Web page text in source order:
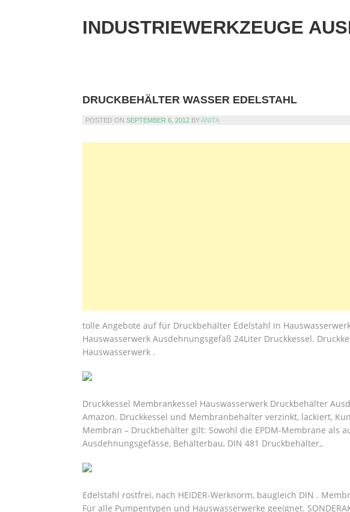
INDUSTRIEWERKZEUGE
DRUCKBEHÄLTER WASSER EDELSTAHL
POSTED ON SEPTEMBER 6, 2012 BYANITA
tolle Angebote auf für Druckbehälter Edelstahl in
Hauswasserwerk Ausdehnungsgefäß 24Liter Druckkessel.
Hauswasserwerk .
Druckkessel Membrankessel Hauswasserwerk Druckbehälter
Amazon. Druckkessel und Membranbehälter verzinkt, lackiert,
Membran – Druckbehälter gilt: Sowohl die EPDM-Membrane als
Ausdehnungsgefässe, Behälterbau, DIN 481 Druckbehälter,.
Edelstahl rostfrei, nach HEIDER-Werknorm, baugleich DIN .
Für alle Pumpentypen und Hauswasserwerke geeignet.